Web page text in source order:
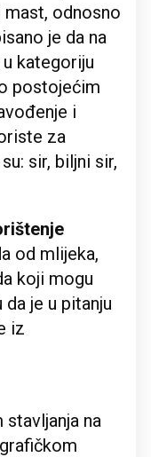
mast, odnosno
je da na
kategoriju
postojećim
i
za
sir, biljni sir,
od mlijeka,
koji mogu
je u pitanju
iz
na